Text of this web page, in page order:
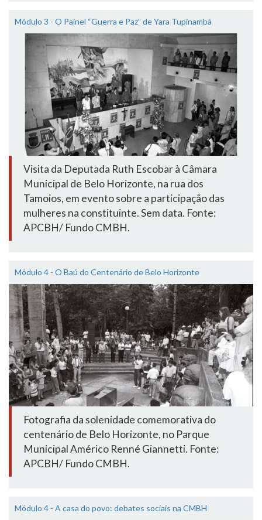
Módulo 3 - O Painel “Guerra e Paz” de Yara Tupinambá
Visita da Deputada Ruth Escobar à Câmara
Municipal de Belo Horizonte, na rua dos
Tamoios, em evento sobre a participação das
mulheres na constituinte. Sem data. Fonte:
APCBH/ Fundo CMBH.
Módulo 4 - O Baú do Centenário de Belo Horizonte
Fotografia da solenidade comemorativa do
centenário de Belo Horizonte, no Parque
Municipal Américo Renné Giannetti. Fonte:
APCBH/ Fundo CMBH.
Módulo 4 - A casa do povo: debates sociais na CMBH